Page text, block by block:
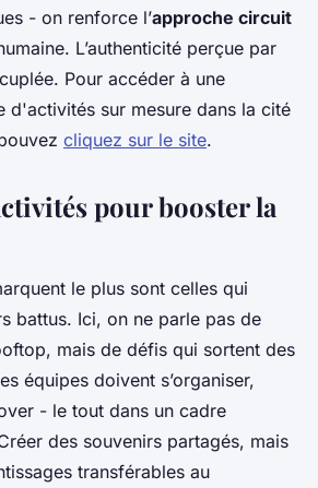
- on renforce l’approche circuit
L’authenticité perçue par
Pour accéder à une
d'activités sur mesure dans la cité
cliquez sur le site.
pour booster la
le plus sont celles qui
battus. Ici, on ne parle pas de
mais de défis qui sortent des
équipes doivent s’organiser,
- le tout dans un cadre
des souvenirs partagés, mais
transférables au